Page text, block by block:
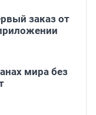
заказ от
мира без